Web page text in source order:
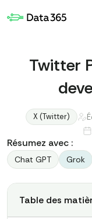
Twitter
X (Twitter)
Résumez avec :
Chat GPT Grok
Table des